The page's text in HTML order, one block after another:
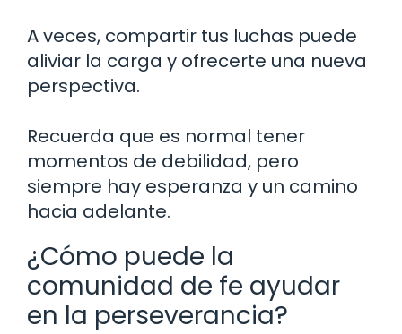
A veces, compartir tus luchas puede
aliviar la carga y ofrecerte una nueva
perspectiva.
Recuerda que es normal tener
momentos de debilidad, pero
siempre hay esperanza y un camino
hacia adelante.
¿Cómo puede la
comunidad de fe ayudar
en la perseverancia?